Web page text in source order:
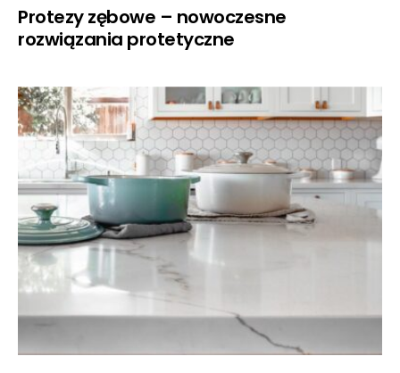
Protezy zębowe – nowoczesne
rozwiązania protetyczne